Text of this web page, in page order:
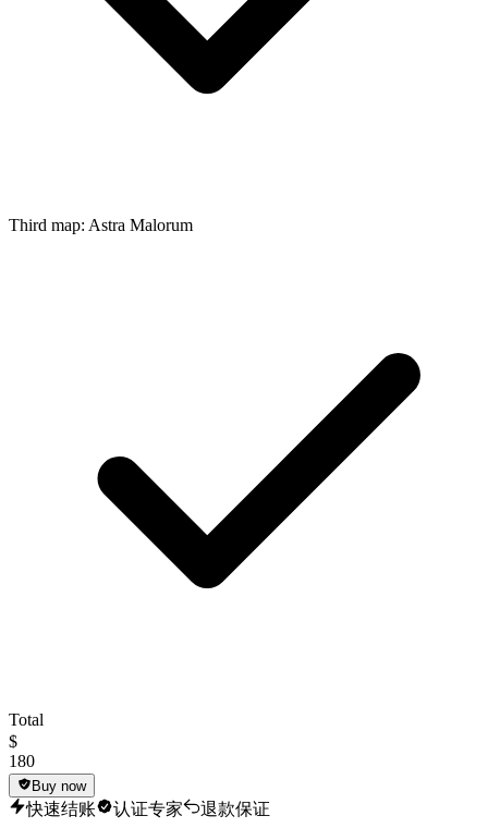
Third map: Astra Malorum
Total
$
180
Buy now
快速结账 认证专家 退款保证